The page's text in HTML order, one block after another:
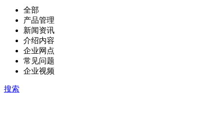
全部
产品管理
新闻资讯
介绍内容
企业网点
常见问题
企业视频
搜索